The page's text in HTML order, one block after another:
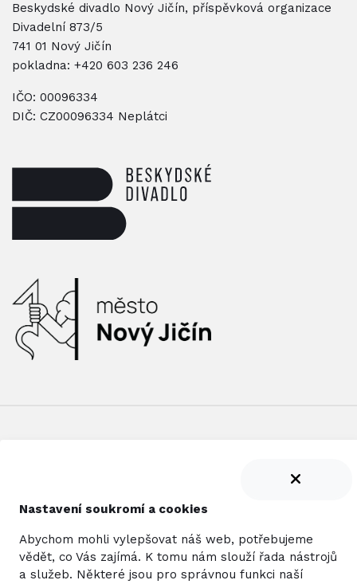
Beskydské divadlo Nový Jičín, příspěvková organizace
Divadelní 873/5
741 01 Nový Jičín
pokladna: +420 603 236 246
IČO: 00096334
DIČ: CZ00096334 Neplátci
NEWSLETTER
Nastavení soukromí a cookies
Abychom mohli vylepšovat náš web, potřebujeme
vědět, co Vás zajímá. K tomu nám slouží řada nástrojů
a služeb. Některé jsou pro správnou funkci naší